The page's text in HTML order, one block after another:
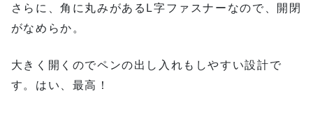
さらに、角に丸みがあるL字ファスナーなので、開閉
がなめらか。
大きく開くのでペンの出し入れもしやすい設計で
す。はい、最高！